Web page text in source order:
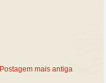
Postagem mais antiga